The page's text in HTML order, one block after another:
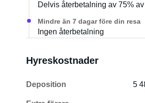
Delvis återbetalning av 75%
Mindre än 7 dagar före din resa
Ingen återbetalning
Hyreskostnader
Deposition 5